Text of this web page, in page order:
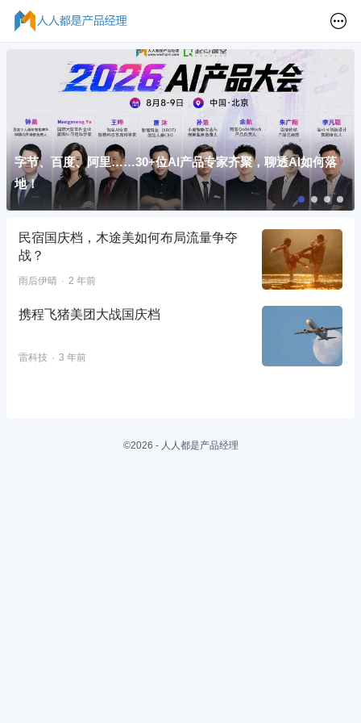
字节、百度、阿里……30+位AI产品专家齐聚，聊透AI如何落
地！
民宿国庆档，木途美如何布局流量争夺
战？
雨后伊晴 2 年前
携程飞猪美团大战国庆档
雷科技 3 年前
©2026 - 人人都是产品经理